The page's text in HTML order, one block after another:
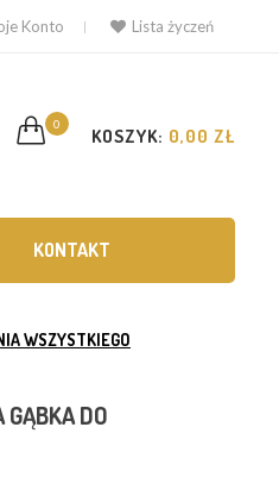
Konto Lista życzeń
0
KOSZYK: 0,00 ZŁ
KONTAKT
WSZYSTKIEGO
GĄBKA DO